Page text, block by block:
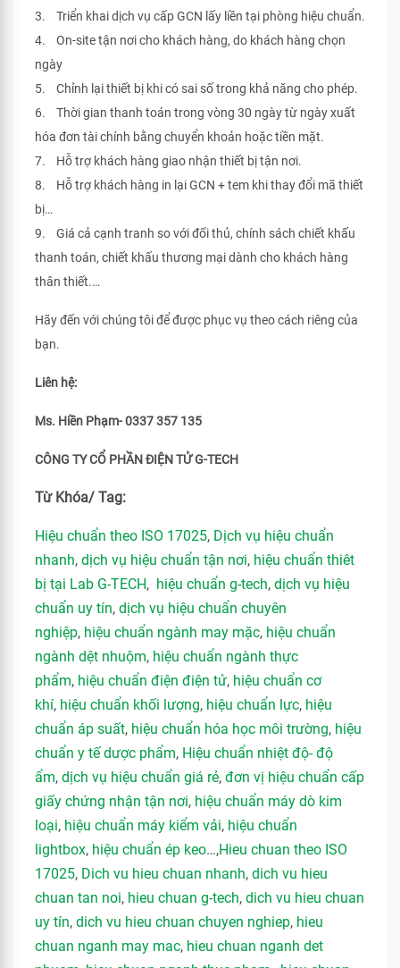
3. Triển khai dịch vụ cấp GCN lấy liền tại phòng hiệu chuẩn.
4. On-site tận nơi cho khách hàng, do khách hàng chọn
ngày
5. Chỉnh lại thiết bị khi có sai số trong khả năng cho phép.
6. Thời gian thanh toán trong vòng 30 ngày từ ngày xuất
hóa đơn tài chính bằng chuyển khoản hoặc tiền mặt.
7. Hỗ trợ khách hàng giao nhận thiết bị tận nơi.
8. Hỗ trợ khách hàng in lại GCN + tem khi thay đổi mã thiết
bị…
9. Giá cả cạnh tranh so với đối thủ, chính sách chiết khấu
thanh toán, chiết khấu thương mại dành cho khách hàng
thân thiết.…
Hãy đến với chúng tôi để được phục vụ theo cách riêng của
bạn.
Liên hệ:
Ms. Hiền Phạm- 0337 357 135
CÔNG TY CỔ PHẦN ĐIỆN TỬ G-TECH
Từ Khóa/ Tag:
Hiệu chuẩn theo ISO 17025, Dịch vụ hiệu chuẩn
nhanh, dịch vụ hiệu chuẩn tận nơi, hiệu chuẩn thiêt
bị tại Lab G-TECH, hiệu chuẩn g-tech, dịch vụ hiệu
chuẩn uy tín, dịch vụ hiệu chuẩn chuyên
nghiệp, hiệu chuẩn ngành may mặc, hiệu chuẩn
ngành dệt nhuộm, hiệu chuẩn ngành thực
phẩm, hiệu chuẩn điện điện tử, hiệu chuẩn cơ
khí, hiệu chuẩn khối lượng, hiệu chuẩn lực, hiệu
chuẩn áp suất, hiệu chuẩn hóa học môi trường, hiệu
chuẩn y tế dược phẩm, Hiệu chuẩn nhiệt độ- độ
ẩm, dịch vụ hiệu chuẩn giá rẻ, đơn vị hiệu chuẩn cấp
giấy chứng nhận tận nơi, hiệu chuẩn máy dò kim
loại, hiệu chuẩn máy kiểm vải, hiệu chuẩn
lightbox, hiệu chuẩn ép keo…,Hieu chuan theo ISO
17025, Dich vu hieu chuan nhanh, dich vu hieu
chuan tan noi, hieu chuan g-tech, dich vu hieu chuan
uy tín, dich vu hieu chuan chuyen nghiep, hieu
chuan nganh may mac, hieu chuan nganh det